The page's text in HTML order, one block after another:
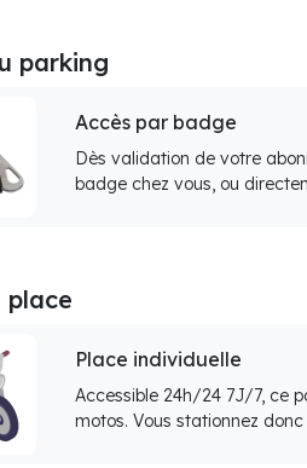
parking
Accès par badge
Dès validation de votre
badge chez vous, ou
place
Place individuelle
Accessible 24h/24 7J/7, ce
motos. Vous stationnez